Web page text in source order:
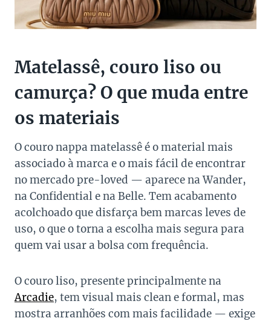
Matelassê, couro liso ou
camurça? O que muda entre
os materiais
O couro nappa matelassê é o material mais
associado à marca e o mais fácil de encontrar
no mercado pre-loved — aparece na Wander,
na Confidential e na Belle. Tem acabamento
acolchoado que disfarça bem marcas leves de
uso, o que o torna a escolha mais segura para
quem vai usar a bolsa com frequência.
O couro liso, presente principalmente na
Arcadie, tem visual mais clean e formal, mas
mostra arranhões com mais facilidade — exige